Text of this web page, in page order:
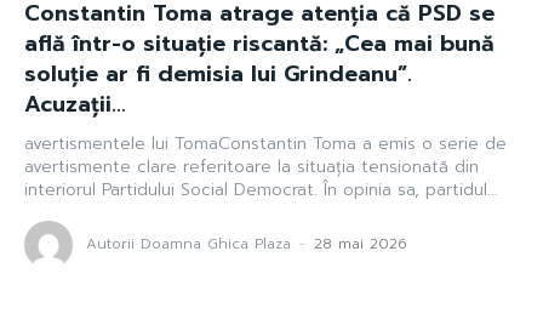
Constantin Toma atrage atenția că PSD se
află într-o situație riscantă: „Cea mai bună
soluție ar fi demisia lui Grindeanu”.
Acuzații…
avertismentele lui TomaConstantin Toma a emis o serie de
avertismente clare referitoare la situația tensionată din
interiorul Partidului Social Democrat. În opinia sa, partidul...
Autorii Doamna Ghica Plaza - 28 mai 2026